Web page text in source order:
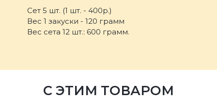
Сет 5 шт. (1 шт. - 400р.)
Вес 1 закуски - 120 грамм
Вес сета 12 шт.: 600 грамм.
С ЭТИМ ТОВАРОМ